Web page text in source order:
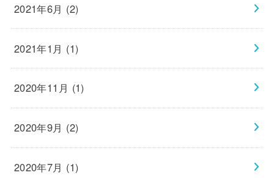
2021年6月 (2)
2021年1月 (1)
2020年11月 (1)
2020年9月 (2)
2020年7月 (1)